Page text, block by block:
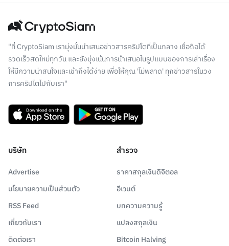
"ที่ CryptoSiam เรามุ่งมั่นนำเสนอข่าวสารคริปโตที่เป็นกลาง เชื่อถือได้
รวดเร็วสดใหม่ทุกวัน และยังมุ่งเน้นการนำเสนอในรูปแบบของการเล่าเรื่อง
ให้มีความน่าสนใจและเข้าถึงได้ง่าย เพื่อให้คุณ 'ไม่พลาด' ทุกข่าวสารในวง
การคริปโตไปกับเรา"
บริษัท
Advertise
นโยบายความเป็นส่วนตัว
RSS Feed
เกี่ยวกับเรา
ติดต่อเรา
สำรวจ
ราคาสกุลเงินดิจิตอล
อีเวนต์
บทความความรู้
แปลงสกุลเงิน
Bitcoin Halving